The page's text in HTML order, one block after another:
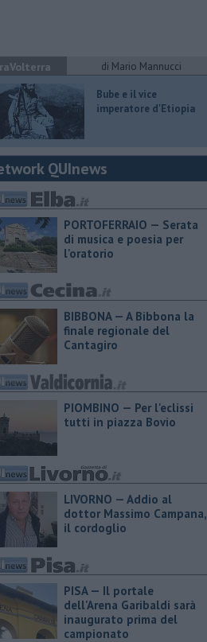
di Mario Mannucci
​Bube e il vice
imperatore d'Etiopia
QUInews
PORTOFERRAIO — Serata
di musica e poesia per
l'oratorio
BIBBONA — A Bibbona la
finale regionale del
Cantagiro
PIOMBINO — Per l'eclissi
tutti in piazza Bovio
LIVORNO — Addio al
dottor Massimo Campana,
il cordoglio
PISA — Il portale
dell'Arena Garibaldi sarà
inaugurato prima del
campionato